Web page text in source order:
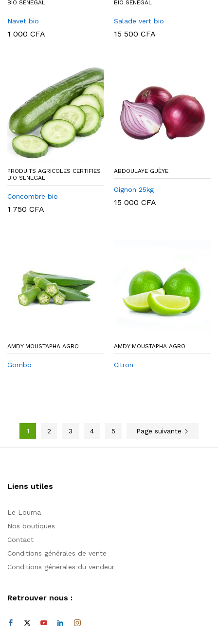
BIO SENEGAL
Navet bio
1 000 CFA
BIO SENEGAL
Salade vert bio
15 500 CFA
PRODUITS AGRICOLES CERTIFIES
BIO SENEGAL
Concombre bio
1 750 CFA
ABDOULAYE GUÈYE
Oignon 25kg
15 000 CFA
AMDY MOUSTAPHA AGRO
Gombo
AMDY MOUSTAPHA AGRO
Citron
1 2 3 4 5 Page suivante
Liens utiles
Le Louma
Nos boutiques
Contact
Conditions générales de vente
Conditions générales du vendeur
Retrouver nous :